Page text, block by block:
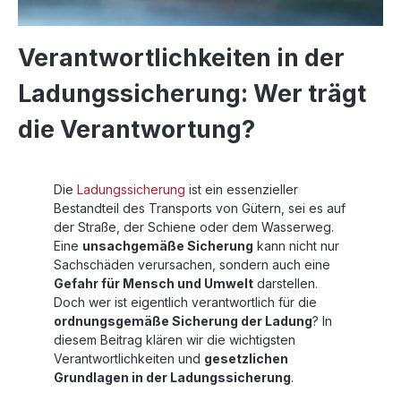
Verantwortlichkeiten in der
Ladungssicherung: Wer trägt
die Verantwortung?
Die Ladungssicherung ist ein essenzieller
Bestandteil des Transports von Gütern, sei es auf
der Straße, der Schiene oder dem Wasserweg.
Eine unsachgemäße Sicherung kann nicht nur
Sachschäden verursachen, sondern auch eine
Gefahr für Mensch und Umwelt darstellen.
Doch wer ist eigentlich verantwortlich für die
ordnungsgemäße Sicherung der Ladung? In
diesem Beitrag klären wir die wichtigsten
Verantwortlichkeiten und gesetzlichen
Grundlagen in der Ladungssicherung.